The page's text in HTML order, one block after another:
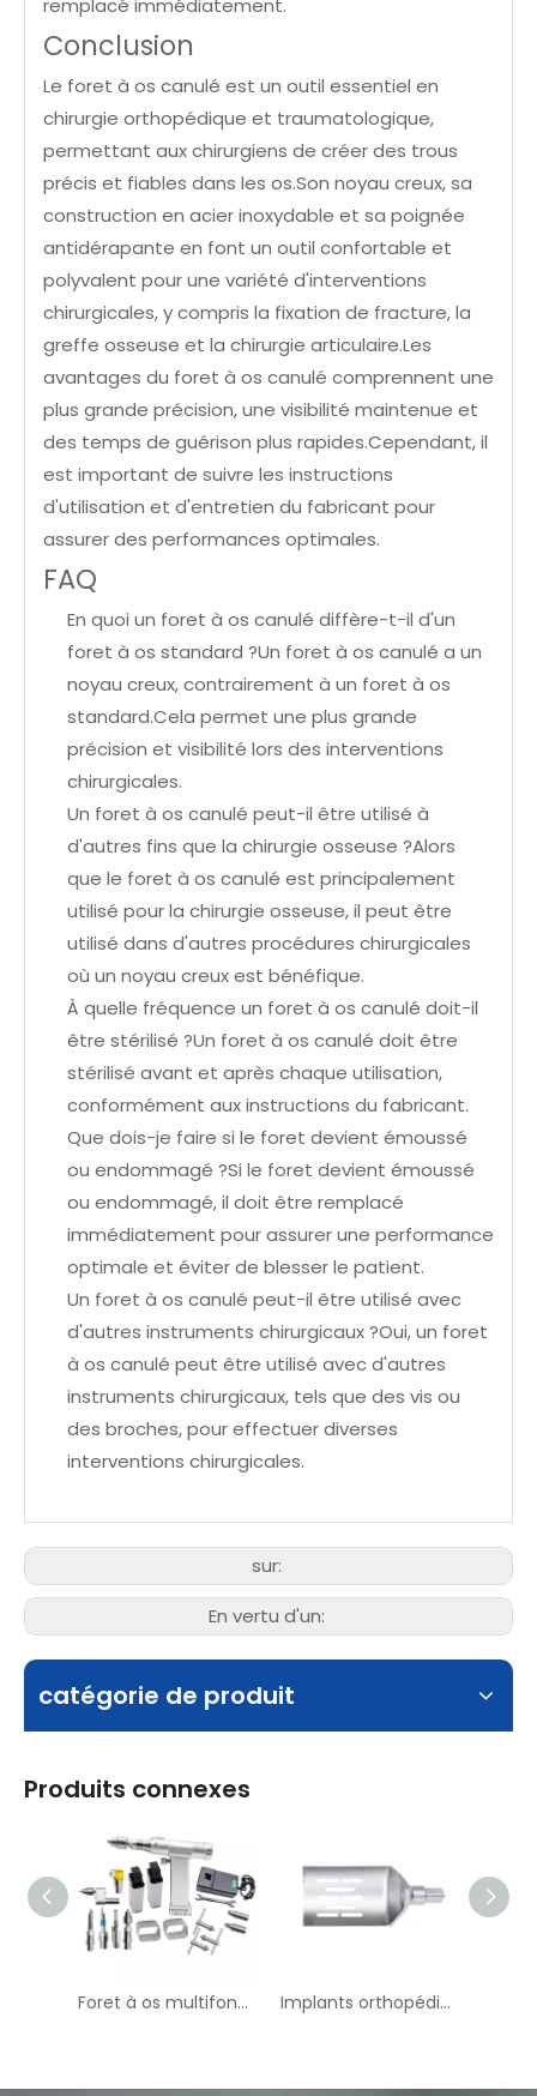
remplacé immédiatement.
Conclusion
Le foret à os canulé est un outil essentiel en
chirurgie orthopédique et traumatologique,
permettant aux chirurgiens de créer des trous
précis et fiables dans les os.Son noyau creux, sa
construction en acier inoxydable et sa poignée
antidérapante en font un outil confortable et
polyvalent pour une variété d'interventions
chirurgicales, y compris la fixation de fracture, la
greffe osseuse et la chirurgie articulaire.Les
avantages du foret à os canulé comprennent une
plus grande précision, une visibilité maintenue et
des temps de guérison plus rapides.Cependant, il
est important de suivre les instructions
d'utilisation et d'entretien du fabricant pour
assurer des performances optimales.
FAQ
En quoi un foret à os canulé diffère-t-il d'un
foret à os standard ?Un foret à os canulé a un
noyau creux, contrairement à un foret à os
standard.Cela permet une plus grande
précision et visibilité lors des interventions
chirurgicales.
Un foret à os canulé peut-il être utilisé à
d'autres fins que la chirurgie osseuse ?Alors
que le foret à os canulé est principalement
utilisé pour la chirurgie osseuse, il peut être
utilisé dans d'autres procédures chirurgicales
où un noyau creux est bénéfique.
À quelle fréquence un foret à os canulé doit-il
être stérilisé ?Un foret à os canulé doit être
stérilisé avant et après chaque utilisation,
conformément aux instructions du fabricant.
Que dois-je faire si le foret devient émoussé
ou endommagé ?Si le foret devient émoussé
ou endommagé, il doit être remplacé
immédiatement pour assurer une performance
optimale et éviter de blesser le patient.
Un foret à os canulé peut-il être utilisé avec
d'autres instruments chirurgicaux ?Oui, un foret
à os canulé peut être utilisé avec d'autres
instruments chirurgicaux, tels que des vis ou
des broches, pour effectuer diverses
interventions chirurgicales.
sur:
En vertu d'un:
catégorie de produit
Produits connexes
Foret à os multifonctionnel Implants orthopédiques TPLO SAW M-17 Saw Blade --- II